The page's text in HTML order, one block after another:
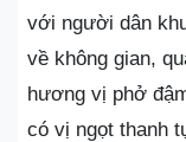
với người dân
về không gian,
hương vị phở
có vị ngọt thanh